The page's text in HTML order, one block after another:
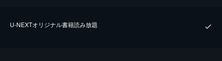
U-NEXTオリジナル書籍読み放題